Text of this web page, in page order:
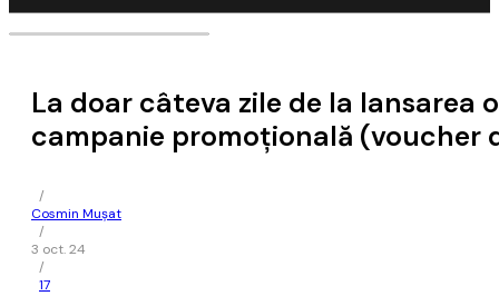
La doar câteva zile de la lansarea
campanie promoţională (voucher
/
Cosmin Mușat
/
3 oct. 24
/
17